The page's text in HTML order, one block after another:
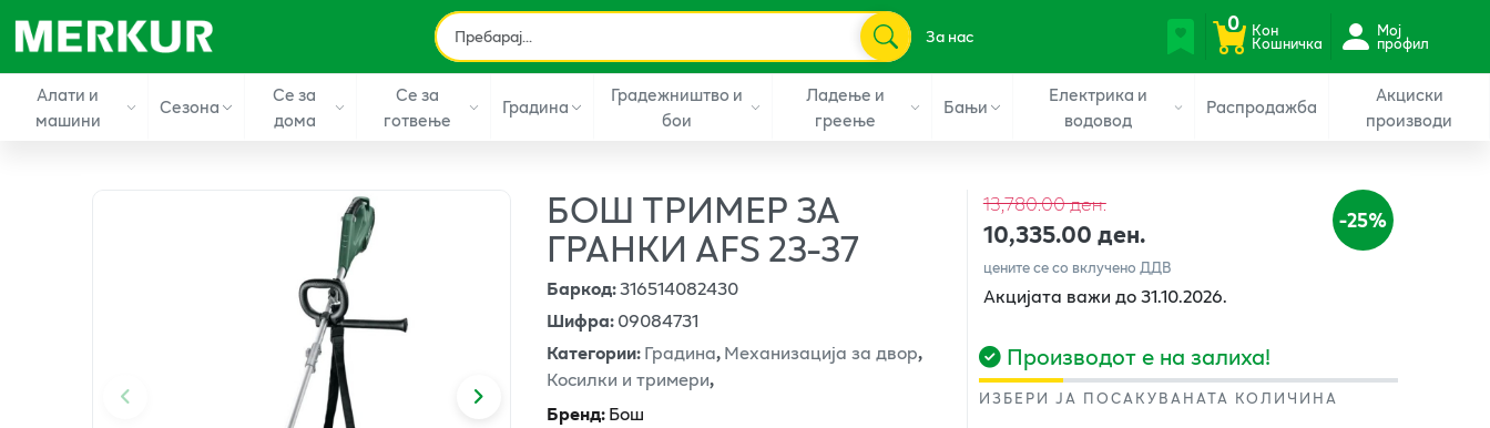
За нас 0 Кон
Кошничка
Мој
профил
Алати и
машини
Сезона
Се за
дома
Се за
готвење
Градина
Градежништво и
бои
Ладење и
греење
Бањи
Електрика и
водовод
Распродажба
Акциски
производи
БОШ ТРИМЕР ЗА
ГРАНКИ AFS 23-37
Баркод:316514082430
Шифра:09084731
Категории:Градина,Механизација за двор,
Косилки и тримери,
Бренд:Бош
13,780.00 ден.
10,335.00 ден. -25%
цените се со вклучено ДДВ
Акцијата важи до 31.10.2026.
Производот е на залиха!
ИЗБЕРИ ЈА ПОСАКУВАНАТА КОЛИЧИНА